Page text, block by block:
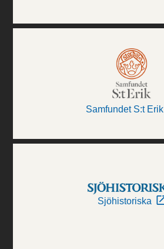
Samfundet S:t Erik
Sjöhistoriska